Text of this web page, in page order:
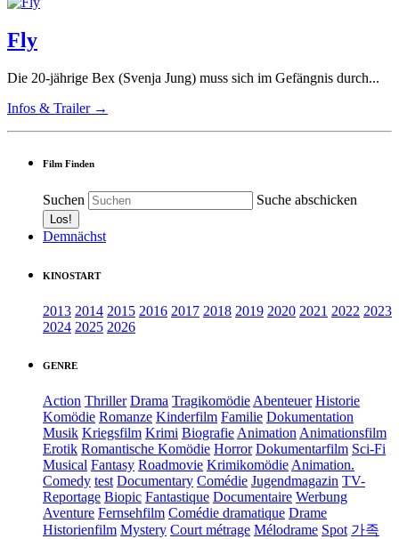
Fly
Die 20-jährige Bex (Svenja Jung) muss sich im Gefängnis durch...
Infos & Trailer →
Film Finden
Suchen Suche abschicken
Demnächst
KINOSTART
2013 2014 2015 2016 2017 2018 2019 2020 2021 2022 2023
2024 2025 2026
GENRE
Action Thriller Drama TragikomödieAbenteuer Historie
Komödie Romanze Kinderfilm Familie Dokumentation
Musik Kriegsfilm Krimi BiografieAnimationAnimationsfilm
Erotik Romantische Komödie Horror Dokumentarfilm Sci-Fi
Musical Fantasy Roadmovie KrimikomödieAnimation.
Comedy test Documentary Comédie Jugendmagazin TV-
Reportage Biopic Fantastique Documentaire Werbung
Aventure Fernsehfilm Comédie dramatique Drame
Historienfilm Mystery Court métrage Mélodrame Spot 가족